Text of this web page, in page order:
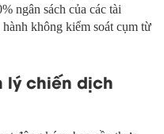
ngân sách của các tài
không kiểm soát cụm từ
lý chiến dịch